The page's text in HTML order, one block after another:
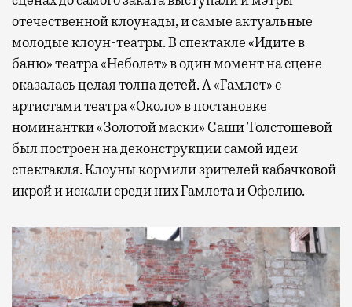
отечественной клоунады, и самые актуальные
молодые клоун-театры. В спектакле «Идите в
баню» театра «Неболет» в один момент на сцене
оказалась целая толпа детей. А «Гамлет» с
артистами театра «Около» в постановке
номинантки «Золотой маски» Саши Толстошевой
был построен на деконструкции самой идеи
спектакля. Клоуны кормили зрителей кабачковой
икрой и искали среди них Гамлета и Офелию.